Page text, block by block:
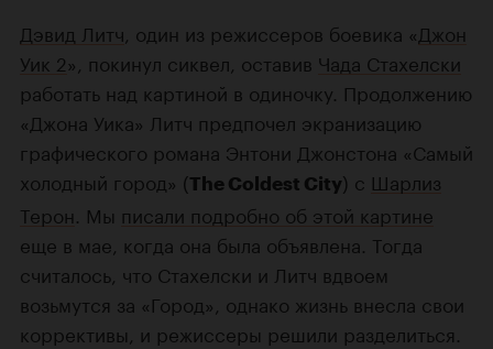
Дэвид Литч , один из режиссеров боевика «Джон
Уик 2», покинул сиквел, оставив Чада Стахелски
работать над картиной в одиночку. Продолжению
«Джона Уика» Литч предпочел экранизацию
графического романа Энтони Джонстона «Самый
холодный город» (The Coldest City) с Шарлиз
Терон . Мы писали подробно об этой картине
еще в мае, когда она была объявлена. Тогда
считалось, что Стахелски и Литч вдвоем
возьмутся за «Город», однако жизнь внесла свои
коррективы, и режиссеры решили разделиться.